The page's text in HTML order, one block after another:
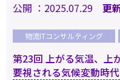
公開 ：2025.07.29 更
物流ITコンサルティング
第23回 上がる気温、上
要視される気候変動時